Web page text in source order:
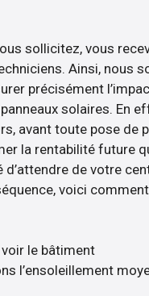
sollicitez, vous
Ainsi, nous
précisément
solaires. En
avant toute pose de
la rentabilité future
d’attendre de votre
voici
le bâtiment
l’ensoleillement